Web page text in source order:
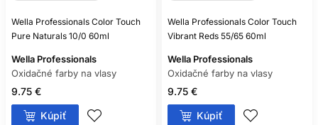
Wella Professionals Color Touch
Pure Naturals 10/0 60ml
Wella Professionals
Oxidačné farby na vlasy
9.75 €
Kúpiť
Wella Professionals Color Touch
Vibrant Reds 55/65 60ml
Wella Professionals
Oxidačné farby na vlasy
9.75 €
Kúpiť